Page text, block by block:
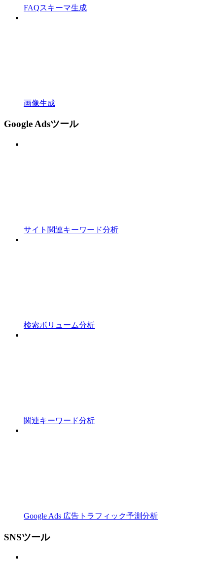
FAQスキーマ生成
画像生成
Google Adsツール
サイト関連キーワード分析
検索ボリューム分析
関連キーワード分析
Google Ads 広告トラフィック予測分析
SNSツール